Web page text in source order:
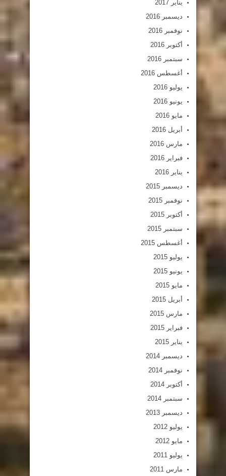
يناير 2017
ديسمبر 2016
نوفمبر 2016
أكتوبر 2016
سبتمبر 2016
أغسطس 2016
يوليو 2016
يونيو 2016
مايو 2016
أبريل 2016
مارس 2016
فبراير 2016
يناير 2016
ديسمبر 2015
نوفمبر 2015
أكتوبر 2015
سبتمبر 2015
أغسطس 2015
يوليو 2015
يونيو 2015
مايو 2015
أبريل 2015
مارس 2015
فبراير 2015
يناير 2015
ديسمبر 2014
نوفمبر 2014
أكتوبر 2014
سبتمبر 2014
ديسمبر 2013
يوليو 2012
مايو 2012
يوليو 2011
مارس 2011